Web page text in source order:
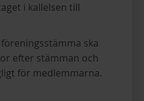
i kallelsen till
ska
efter stämman och
för medlemmarna.